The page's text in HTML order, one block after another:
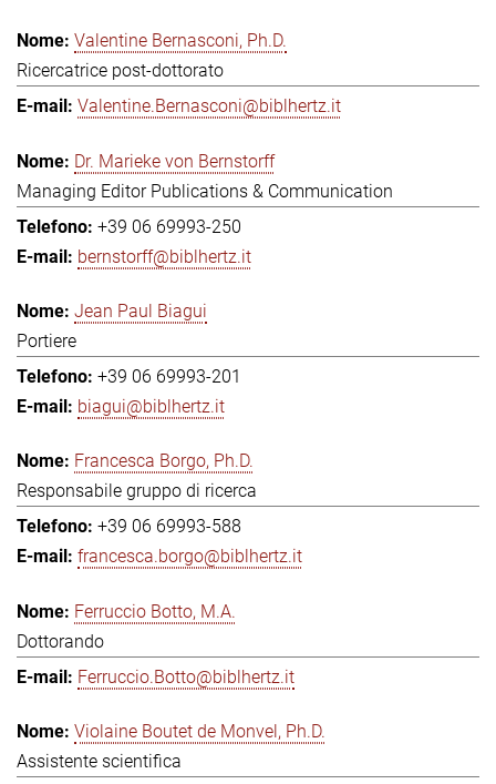
Valentine Bernasconi, Ph.D.
Ricercatrice post-dottorato
Valentine.Bernasconi@biblhertz.it
Dr. Marieke von Bernstorff
Managing Editor Publications & Communication
+39 06 69993-250
bernstorff@biblhertz.it
Jean Paul Biagui
Portiere
+39 06 69993-201
biagui@biblhertz.it
Francesca Borgo, Ph.D.
Responsabile gruppo di ricerca
+39 06 69993-588
francesca.borgo@biblhertz.it
Ferruccio Botto, M.A.
Dottorando
Ferruccio.Botto@biblhertz.it
Violaine Boutet de Monvel, Ph.D.
Assistente scientifica